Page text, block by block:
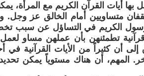
بها أيات القرآن الكريم مع المرأة،
متساويين أمام الخالق عز وجل.
الكريم في التساؤل عن سبب
تطمئنهن بأن عملهن مساو
أن كثيراً من الأيات القرآنية في
المهم، أن هناك مستوياً يمكن